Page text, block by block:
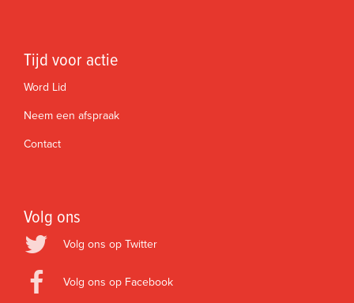
Tijd voor actie
Word Lid
Neem een afspraak
Contact
Volg ons
Volg ons op Twitter
Volg ons op Facebook